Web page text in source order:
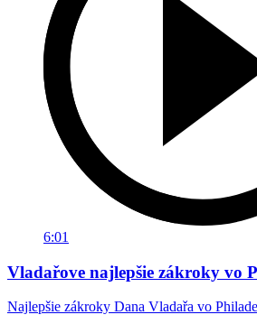
6:01
Vladařove najlepšie zákroky vo
Najlepšie zákroky Dana Vladařa vo